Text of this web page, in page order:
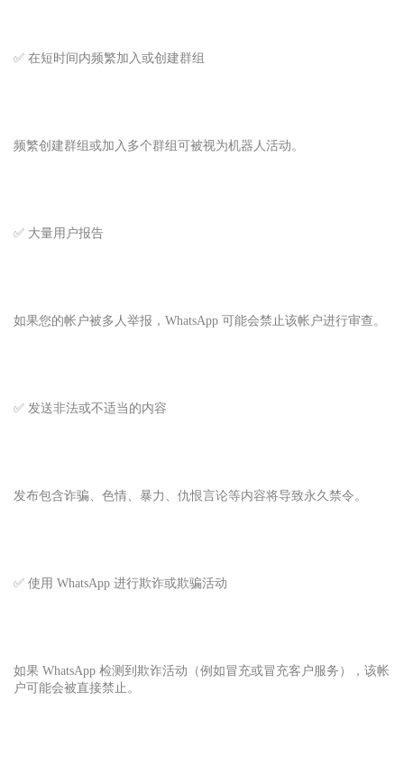
✅ 在短时间内频繁加入或创建群组
频繁创建群组或加入多个群组可被视为机器人活动。
✅ 大量用户报告
如果您的帐户被多人举报，WhatsApp 可能会禁止该帐户进行审查。
✅ 发送非法或不适当的内容
发布包含诈骗、色情、暴力、仇恨言论等内容将导致永久禁令。
✅ 使用 WhatsApp 进行欺诈或欺骗活动
如果 WhatsApp 检测到欺诈活动（例如冒充或冒充客户服务），该帐
户可能会被直接禁止。